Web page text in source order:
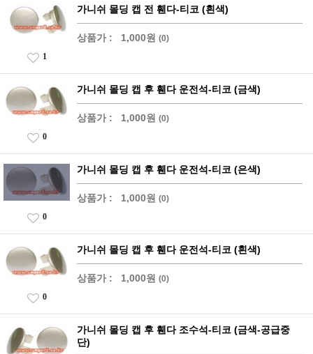
가니쉬 몰딩 캡 전 휀다-티코 (흰색)
상품가 : 1,000원 (0)
1
가니쉬 몰딩 캡 후 휀다 운전석-티코 (금색)
상품가 : 1,000원 (0)
0
가니쉬 몰딩 캡 후 휀다 운전석-티코 (은색)
상품가 : 1,000원 (0)
0
가니쉬 몰딩 캡 후 휀다 운전석-티코 (흰색)
상품가 : 1,000원 (0)
0
가니쉬 몰딩 캡 후 휀다 조수석-티코 (금색-공급중
단)